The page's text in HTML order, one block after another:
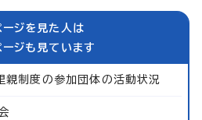
ージを見た人は
ージも見ています
親制度の参加団体の活動状況